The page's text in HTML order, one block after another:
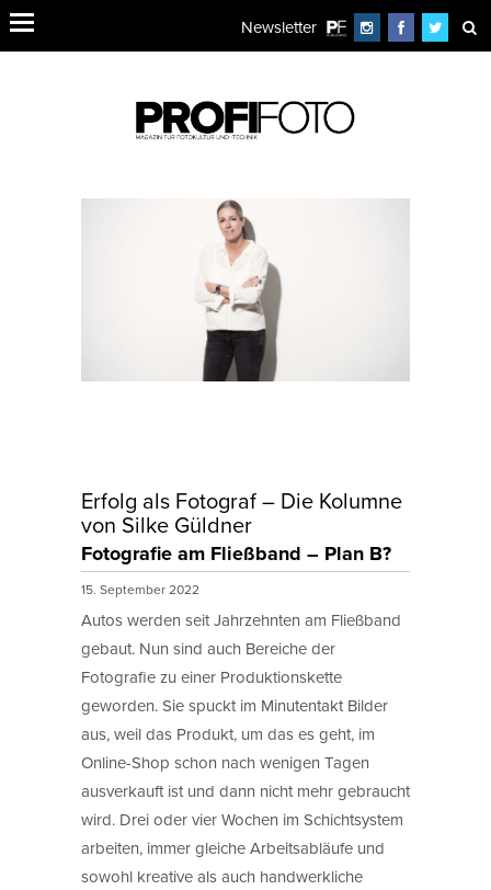
Newsletter
Erfolg als Fotograf – Die Kolumne
von Silke Güldner
Fotografie am Fließband – Plan B?
15. September 2022
Autos werden seit Jahrzehnten am Fließband
gebaut. Nun sind auch Bereiche der
Fotografie zu einer Produktionskette
geworden. Sie spuckt im Minutentakt Bilder
aus, weil das Produkt, um das es geht, im
Online-Shop schon nach wenigen Tagen
ausverkauft ist und dann nicht mehr gebraucht
wird. Drei oder vier Wochen im Schichtsystem
arbeiten, immer gleiche Arbeitsabläufe und
sowohl kreative als auch handwerkliche